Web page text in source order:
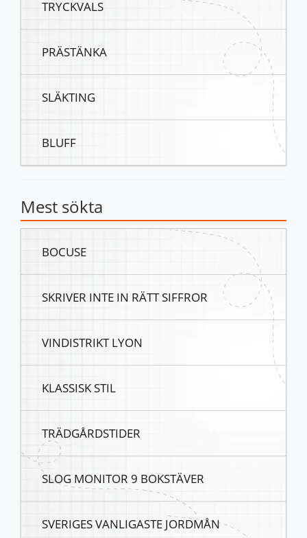
TRYCKVALS
PRÄSTÄNKA
SLÄKTING
BLUFF
Mest sökta
BOCUSE
SKRIVER INTE IN RÄTT SIFFROR
VINDISTRIKT LYON
KLASSISK STIL
TRÄDGÅRDSTIDER
SLOG MONITOR 9 BOKSTÄVER
SVERIGES VANLIGASTE JORDMÅN